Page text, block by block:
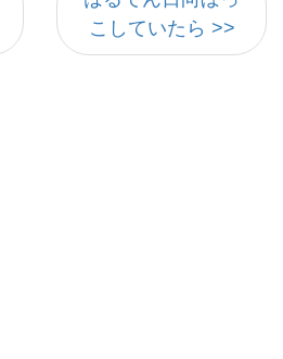
こしていたら >>